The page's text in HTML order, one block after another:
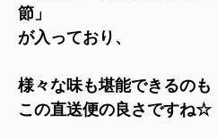
節」
が入っており、
様々な味も堪能できるのも
この直送便の良さですね☆